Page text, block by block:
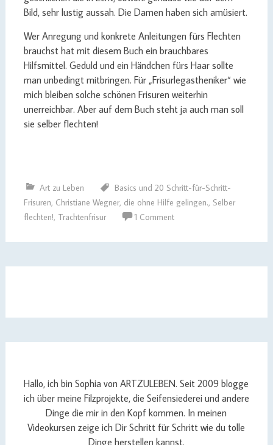
Bild, sehr lustig aussah. Die Damen haben sich amüsiert.
Wer Anregung und konkrete Anleitungen fürs Flechten
brauchst hat mit diesem Buch ein brauchbares
Hilfsmittel. Geduld und ein Händchen fürs Haar sollte
man unbedingt mitbringen. Für „Frisurlegastheniker“ wie
mich bleiben solche schönen Frisuren weiterhin
unerreichbar. Aber auf dem Buch steht ja auch man soll
sie selber flechten!
Art zu Leben
Basics und 20 Schritt-für-Schritt-
Frisuren, Christiane Wegner, die ohne Hilfe gelingen., Selber
flechten!, Trachtenfrisur 1 Comment
Hallo, ich bin Sophia von ARTZULEBEN. Seit 2009 blogge
ich über meine Filzprojekte, die Seifensiederei und andere
Dinge die mir in den Kopf kommen. In meinen
Videokursen zeige ich Dir Schritt für Schritt wie du tolle
Dinge herstellen kannst.